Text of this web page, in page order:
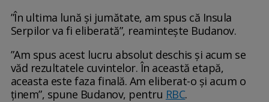
”În ultima lună și jumătate, am spus că Insula
Serpilor va fi eliberată”, reamintește Budanov.
”Am spus acest lucru absolut deschis și acum se
văd rezultatele cuvintelor. În această etapă,
aceasta este faza finală. Am eliberat-o și acum o
ținem”, spune Budanov, pentru RBC.